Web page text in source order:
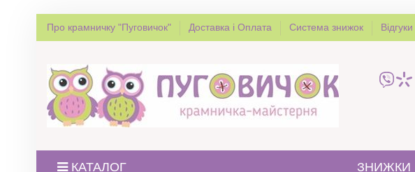
Про крамничку "Пуговичок" Доставка і Оплата Система знижок Відгуки
КАТАЛОГ ЗНИЖКИ